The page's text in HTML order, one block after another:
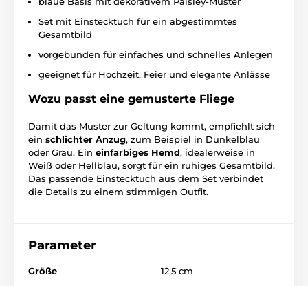
Set mit Einstecktuch für ein abgestimmtes
Gesamtbild
vorgebunden für einfaches und schnelles Anlegen
geeignet für Hochzeit, Feier und elegante Anlässe
Wozu passt eine gemusterte Fliege
Damit das Muster zur Geltung kommt, empfiehlt sich
ein schlichter Anzug, zum Beispiel in Dunkelblau
oder Grau. Ein einfarbiges Hemd, idealerweise in
Weiß oder Hellblau, sorgt für ein ruhiges Gesamtbild.
Das passende Einstecktuch aus dem Set verbindet
die Details zu einem stimmigen Outfit.
Parameter
Größe 12,5 cm